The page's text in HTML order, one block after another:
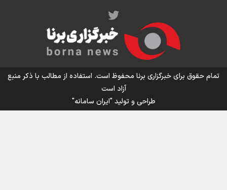
اینفو برنا/ میزان مالیات بر ارزش افزوده چقدر است؟
تمام حقوق برای خبرگزاری برنا محفوظ است. استفاده از مطالب با ذکر منبع
آزاد است
طراحی و تولید"ایران سامانه"